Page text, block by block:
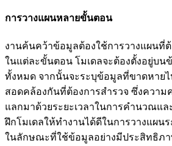
การวางแผนหลายขั้นตอน
งานค้นคว้าข้อมูลต้องใช้การวางแผนที่
ในแต่ละขั้นตอน โมเดลจะต้องตั้งอยู่บน
ทั้งหมด จากนั้นจะระบุข้อมูลที่ขาดหาย
สอดคล้องกันที่ต้องการสำรวจ ซึ่งควา
แลกมาด้วยระยะเวลาในการคำนวณแล
ฝึกโมเดลให้ทำงานได้ดีในการวางแผน
ในลักษณะที่ใช้ข้อมูลอย่างมีประสิทธิภ